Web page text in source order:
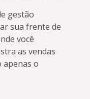
gestão
sua frente de
você
as vendas
apenas o